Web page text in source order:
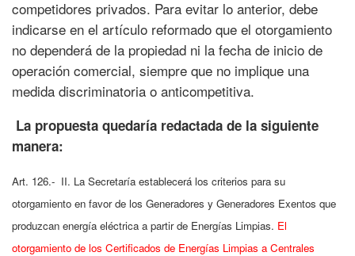
competidores privados. Para evitar lo anterior, debe
indicarse en el artículo reformado que el otorgamiento
no dependerá de la propiedad ni la fecha de inicio de
operación comercial, siempre que no implique una
medida discriminatoria o anticompetitiva.
La propuesta quedaría redactada de la siguiente
manera:
Art. 126.- II. La Secretaría establecerá los criterios para su
otorgamiento en favor de los Generadores y Generadores Exentos que
produzcan energía eléctrica a partir de Energías Limpias. El
otorgamiento de los Certificados de Energías Limpias a Centrales